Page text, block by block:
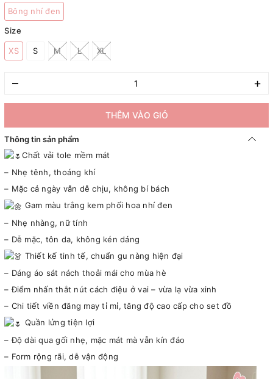
Bông nhí đen
Size
XS S M L XL
– +
THÊM VÀO GIỎ
Thông tin sản phẩm
Chất vải tole mềm mát
– Nhẹ tênh, thoáng khí
– Mặc cả ngày vẫn dễ chịu, không bí bách
Gam màu trắng kem phối hoa nhí đen
– Nhẹ nhàng, nữ tính
– Dễ mặc, tôn da, không kén dáng
Thiết kế tinh tế, chuẩn gu nàng hiện đại
– Dáng áo sát nách thoải mái cho mùa hè
– Điểm nhấn thắt nút cách điệu ở vai – vừa lạ vừa xinh
– Chi tiết viền đăng may tỉ mỉ, tăng độ cao cấp cho set đồ
Quần lửng tiện lợi
– Độ dài qua gối nhẹ, mặc mát mà vẫn kín đáo
– Form rộng rãi, dễ vận động